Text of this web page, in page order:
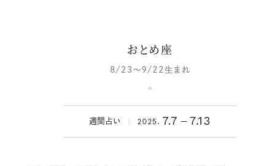
おとめ座
8/23～9/22生まれ
週間占い 2025. 7.7 7.13